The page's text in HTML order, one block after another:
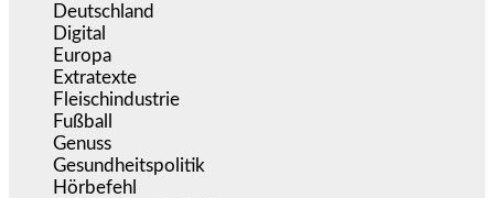
Deutschland
Digital
Europa
Extratexte
Fleischindustrie
Fußball
Genuss
Gesundheitspolitik
Hörbefehl